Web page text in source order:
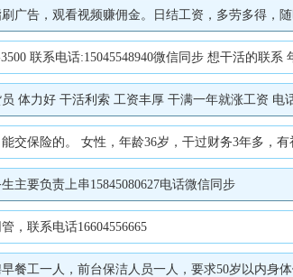
，观看视频赚佣金。日结工资，多劳多得，随时随地
联系电话:15045548940微信同步 想干活的联系
体力好 干活利索 工资丰厚 干满一年就涨工资 电
交保险的。 女性，年龄36岁，干过财务3年多，有
主要负责上串15845080627电话微信同步
，联系电话16604556665
工一人，前台保洁人员一人，要求50岁以内身体健康